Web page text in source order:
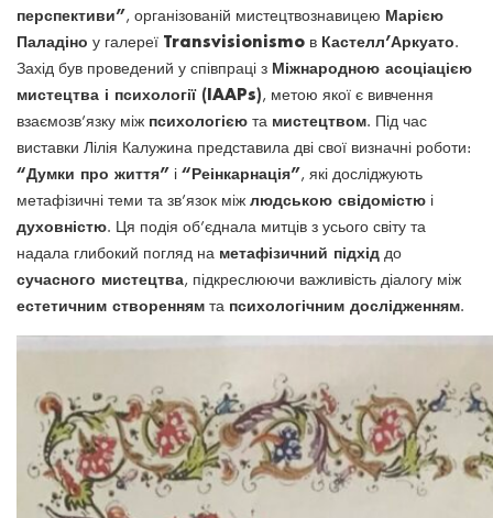
перспективи”, організованій мистецтвознавицею Марією
Паладіно у галереї Transvisionismo в Кастелл’Аркуато.
Захід був проведений у співпраці з Міжнародною асоціацією
мистецтва і психології (IAAPs), метою якої є вивчення
взаємозв’язку між психологією та мистецтвом. Під час
виставки Лілія Калужина представила дві свої визначні роботи:
“Думки про життя” і “Реінкарнація”, які досліджують
метафізичні теми та зв’язок між людською свідомістю і
духовністю. Ця подія об’єднала митців з усього світу та
надала глибокий погляд на метафізичний підхід до
сучасного мистецтва, підкреслюючи важливість діалогу між
естетичним створенням та психологічним дослідженням.